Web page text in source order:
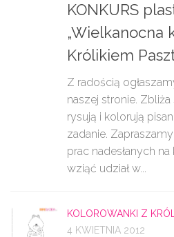
KONKURS
„Wielkanocna
Królikiem
Z radością
naszej stronie.
rysują i kolorują
zadanie.
prac nadesłanych
wziąć udział w...
KOLOROWANKI Z
4 KWIETNIA 2012